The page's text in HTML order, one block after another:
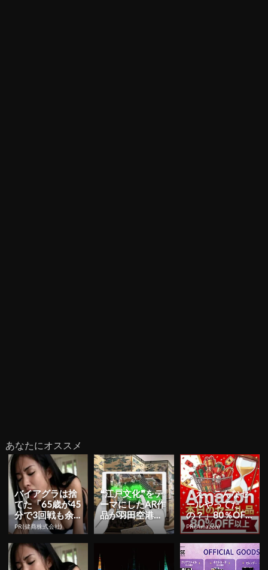
あなたにオススメ
バイアグラは捨
てた「65歳が45
分で3回戦も余
裕」980円で朝
まで絶好調！
PR(健商株式会社)
❝江戸文化❞をテ
ーマにしたAR作
品が羽田空港に
展示！ 各地域の
文化資源を新た
「え、こんなセ
ールやってた
の？」80％OFF
以上が続々登
場！Amazonの本
気が...
PR(Amazon)